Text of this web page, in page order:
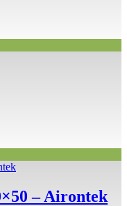
– Airontek